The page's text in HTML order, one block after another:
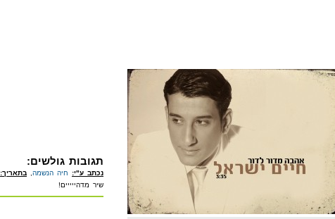
תגובות גולשים:
נכתב ע"י: חיה הנשמה בתאריך:
שיר מדהייייים!